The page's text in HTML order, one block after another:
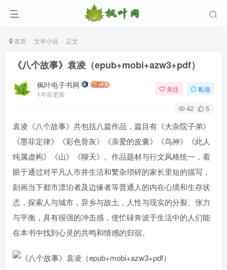
首页 文学小说 正文
《八个故事》袁凌（epub+mobi+azw3+pdf）
枫叶电子书网
1年前更新
关注 私信
42 5
袁凌《八个故事》共包括八篇作品，篇目有《大杂院子弟》
《墨菲定律》《彩色骨灰》《亲爱的皮囊》《鸟神》《此人
纯属虚构》《山》《聊天》。作品题材与行文风格统一，着
眼于通过对平凡人市井生活和繁杂琐碎的家长里短的描写，
刻画当下都市漂泊者及边缘者等普通人的内在心境和生存状
态，探索人与城市，异乡与故土，人性与现实的分裂、张力
与平衡，具有很强的冲击感，使忙碌奔波于生活中的人们能
在本书中找到心灵的共鸣和情感的归宿。